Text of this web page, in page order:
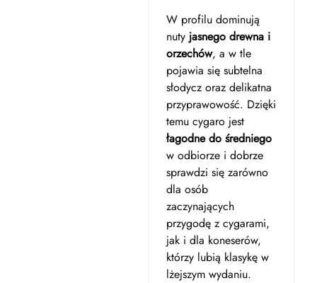
W profilu dominują
nuty jasnego drewna i
orzechów, a w tle
pojawia się subtelna
słodycz oraz delikatna
przyprawowość. Dzięki
temu cygaro jest
łagodne do średniego
w odbiorze i dobrze
sprawdzi się zarówno
dla osób
zaczynających
przygodę z cygarami,
jak i dla koneserów,
którzy lubią klasykę w
lżejszym wydaniu.